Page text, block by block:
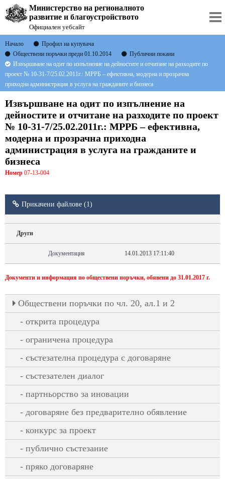
Министерство на регионалното
развитие и благоустройството
Официален уебсайт
Начало
Профил на купувача
Обществени поръчки преди 01.10.2014
Публични покани
Извършване на одит по изпълнение на дейностите и отчитане на разходите по
проект № 10-31-7/25.02.2011г.: МРРБ – ефективна, модерна и прозрачна
приходна администрация в услуга на гражданите и бизнеса
Извършване на одит по изпълнение на
дейностите и отчитане на разходите по проект
№ 10-31-7/25.02.2011г.: МРРБ – ефективна,
модерна и прозрачна приходна
администрация в услуга на гражданите и
бизнеса
Номер 07-13-004
Прикачени файлове (1)
Други
Документация 14.01.2013 17:11:40
Документи и информация по обществени поръчки, обявени до 31.01.2017 г.
Oбществени поръчки по чл. 20, ал.1 и 2
открита процедура
ограничена процедура
състезателна процедура с договаряне
състезателен диалог
партньорство за иновации
договаряне без предварително обявление
конкурс за проект
публично състезание
пряко договаряне